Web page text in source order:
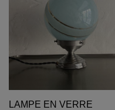
LAMPE EN VERRE